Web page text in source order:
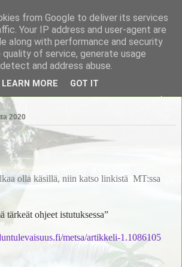
2020
olla käsillä, niin katso linkistä MT:ssa
tärkeät ohjeet istutuksessa”
metsa/artikkeli-1.1086105
from Google to deliver its services
Your IP address and user-agent are
along with performance and security
of service, generate usage
and address abuse.
LEARN MORE GOT IT